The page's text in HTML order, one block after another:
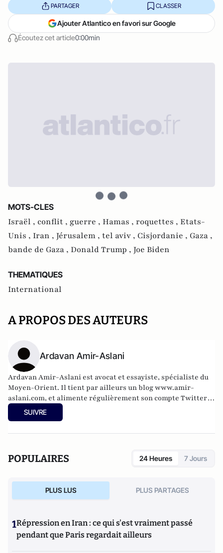
Écoutez cet article0:00min
PARTAGER CLASSER
Ajouter Atlantico en favori sur Google
MOTS-CLES
Israël , conflit , guerre , Hamas , roquettes , Etats-
Unis , Iran , Jérusalem , tel aviv , Cisjordanie , Gaza ,
bande de Gaza , Donald Trump , Joe Biden
THEMATIQUES
International
A PROPOS DES AUTEURS
Ardavan Amir-Aslani
Ardavan Amir-Aslani est avocat et essayiste, spécialiste du
Moyen-Orient. Il tient par ailleurs un blogwww.amir-
aslani.com, et alimente régulièrement son compte Twitter:
@a_amir_aslani.
SUIVRE
POPULAIRES 24 Heures 7 Jours
PLUS LUS PLUS PARTAGES
1Répression en Iran : ce qui s'est vraiment passé
pendant que Paris regardait ailleurs